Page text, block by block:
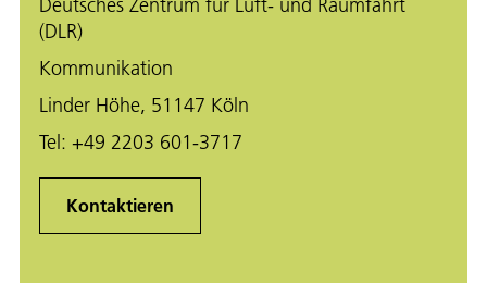
Deutsches Zentrum für Luft- und Raumfahrt
(DLR)
Kommunikation
Linder Höhe, 51147 Köln
Tel: +49 2203 601-3717
Kontaktieren